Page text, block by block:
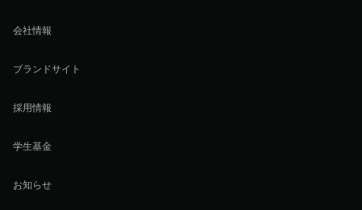
会社情報
ブランドサイト
採用情報
学生基金
お知らせ